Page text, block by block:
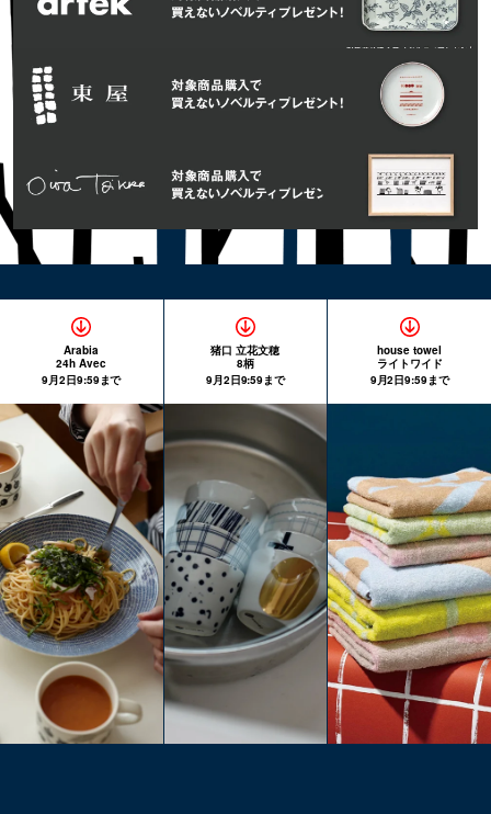
Arabia
24h Avec
9月2日9:59まで
猪口 立花文穂
8柄
9月2日9:59まで
house towel
ライトワイド
9月2日9:59まで